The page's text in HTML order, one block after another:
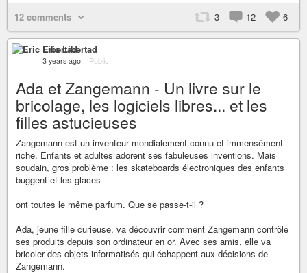
12 comments 3 12 6
Eric Libertad
3 years ago – Public
Ada et Zangemann - Un livre sur le
bricolage, les logiciels libres... et les
filles astucieuses
Zangemann est un inventeur mondialement connu et immensément
riche. Enfants et adultes adorent ses fabuleuses inventions. Mais
soudain, gros problème : les skateboards électroniques des enfants
buggent et les glaces
ont toutes le même parfum. Que se passe-t-il ?
Ada, jeune fille curieuse, va découvrir comment Zangemann contrôle
ses produits depuis son ordinateur en or. Avec ses amis, elle va
bricoler des objets informatisés qui échappent aux décisions de
Zangemann.